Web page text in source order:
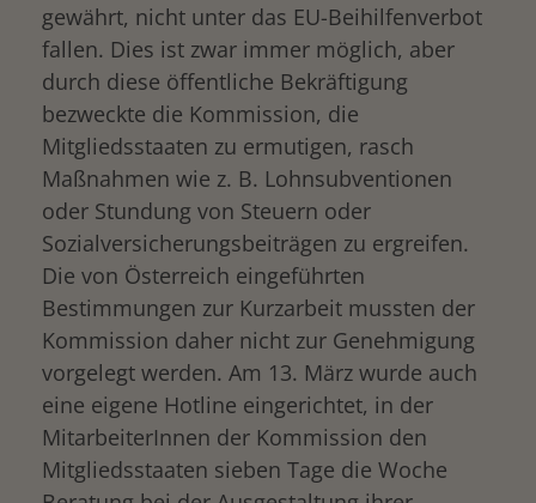
gewährt, nicht unter das EU-Beihilfenverbot
fallen. Dies ist zwar immer möglich, aber
durch diese öffentliche Bekräftigung
bezweckte die Kommission, die
Mitgliedsstaaten zu ermutigen, rasch
Maßnahmen wie z. B. Lohnsubventionen
oder Stundung von Steuern oder
Sozialversicherungsbeiträgen zu ergreifen.
Die von Österreich eingeführten
Bestimmungen zur Kurzarbeit mussten der
Kommission daher nicht zur Genehmigung
vorgelegt werden. Am 13. März wurde auch
eine eigene Hotline eingerichtet, in der
MitarbeiterInnen der Kommission den
Mitgliedsstaaten sieben Tage die Woche